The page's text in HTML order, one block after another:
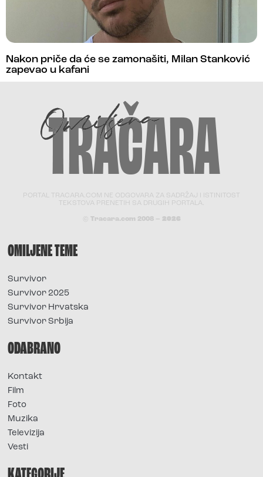
Nakon priče da će se zamonašiti, Milan Stanković
zapevao u kafani
PORTAL TRACARA.COM NE ODGOVARA ZA SADRŽAJ I ISTINITOST
TEKSTOVA PRENETIH SA DRUGIH PORTALA.
© Tracara.com 2008 – 2026
OMILJENE TEME
Survivor
Survivor 2025
Survivor Hrvatska
Survivor Srbija
ODABRANO
Kontakt
Film
Foto
Muzika
Televizija
Vesti